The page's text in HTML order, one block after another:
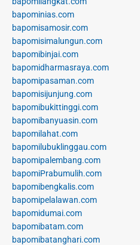
bapominias.com
bapomisamosir.com
bapomisimalungun.com
bapomibinjai.com
bapomidharmasraya.com
bapomipasaman.com
bapomisijunjung.com
bapomibukittinggi.com
bapomibanyuasin.com
bapomilahat.com
bapomilubuklinggau.com
bapomipalembang.com
bapomiPrabumulih.com
bapomibengkalis.com
bapomipelalawan.com
bapomidumai.com
bapomibatam.com
bapomibatanghari.com